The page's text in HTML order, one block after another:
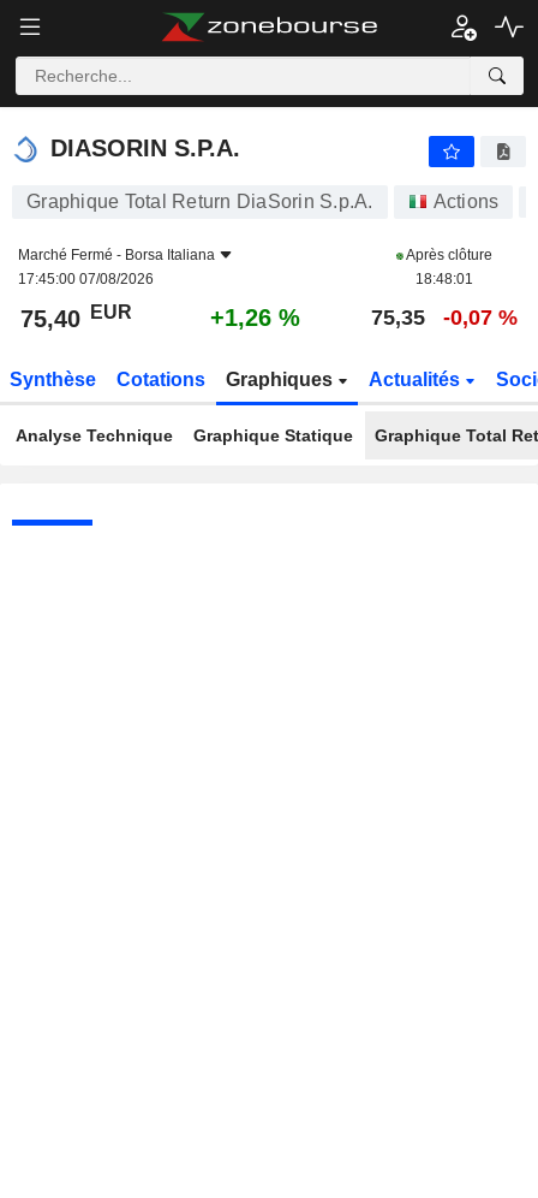
DIASORIN S.P.A.
DIASORIN S.P.A.
Graphique Total Return DiaSorin S.p.A. Actions
Marché Fermé - Borsa Italiana
17:45:00 07/08/2026
Après clôture
18:48:01
75,40 EUR +1,26 % 75,35 -0,07 %
Synthèse Cotations Graphiques Actualités
Analyse Technique Graphique Statique Graphique Total